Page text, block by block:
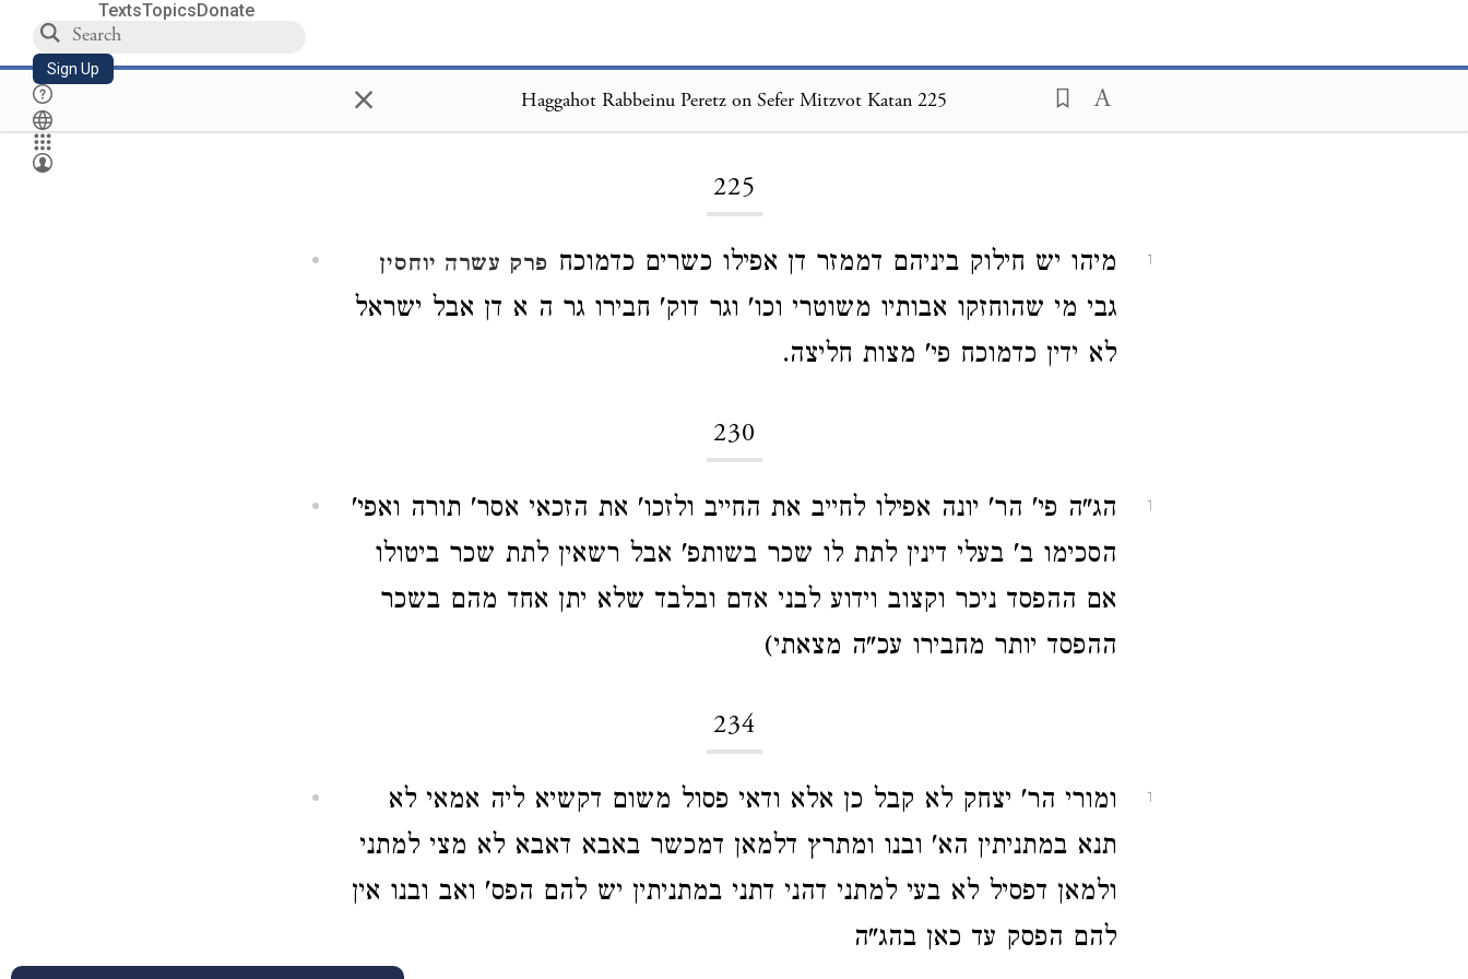
TextsTopicsDonate
Sign Up × Haggahot Rabbeinu Peretz on Sefer Mitzvot Katan 225
225
1 מיהו יש חילוק ביניהם דממזר דן אפילו כשרים כדמוכח פרק עשרה יוחסין
גבי מי שהוחזקו אבותיו משוטרי וכו' וגר דוק' חבירו גר ה א דן אבל ישראל
לא ידין כדמוכח פי' מצות חליצה.
230
1
הג"ה פי' הר' יונה אפילו לחייב את החייב ולזכו' את הזכאי אסר' תורה ואפי'
הסכימו ב' בעלי דינין לתת לו שכר בשותפ' אבל רשאין לתת שכר ביטולו
אם ההפסד ניכר וקצוב וידוע לבני אדם ובלבד שלא יתן אחד מהם בשכר
ההפסד יותר מחבירו עכ"ה מצאתי)
234
1
ומורי הר' יצחק לא קבל כן אלא ודאי פסול משום דקשיא ליה אמאי לא
תנא במתניתין הא' ובנו ומתרץ דלמאן דמכשר באבא דאבא לא מצי למתני
ולמאן דפסיל לא בעי למתני דהני דתני במתניתין יש להם הפס' ואב ובנו אין
להם הפסק עד כאן בהג"ה